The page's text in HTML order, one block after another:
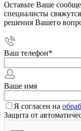
Оставьте Ваше
специалисты
решения Вашего
Ваш телефон*
Ваше имя
Я согласен на
Защита от